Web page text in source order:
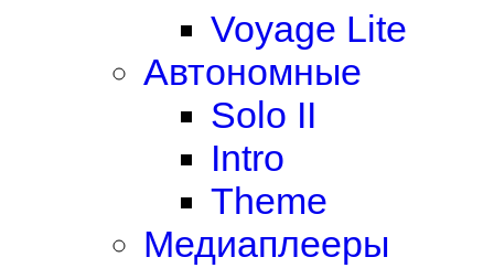
Voyage Lite
Автономные
Solo II
Intro
Theme
Медиаплееры